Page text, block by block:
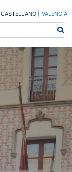
CASTELLANO VALENCIÀ